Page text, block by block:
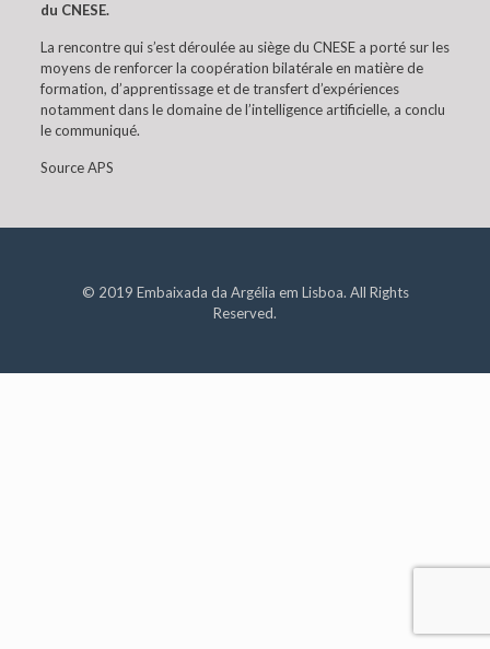
du CNESE.
La rencontre qui s’est déroulée au siège du CNESE a porté sur les
moyens de renforcer la coopération bilatérale en matière de
formation, d’apprentissage et de transfert d’expériences
notamment dans le domaine de l’intelligence artificielle, a conclu
le communiqué.
Source APS
© 2019 Embaixada da Argélia em Lisboa. All Rights
Reserved.